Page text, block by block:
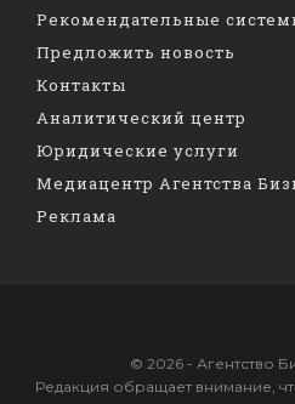
Рекомендательные
Предложить новость
Контакты
Аналитический центр
Юридические услуги
Медиацентр Агентства
Реклама
© 2026 - Агентство
Редакция обращает внимание,